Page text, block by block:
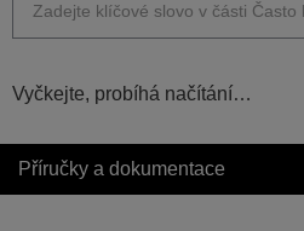
Vyčkejte, probíhá načítání…
Příručky a dokumentace